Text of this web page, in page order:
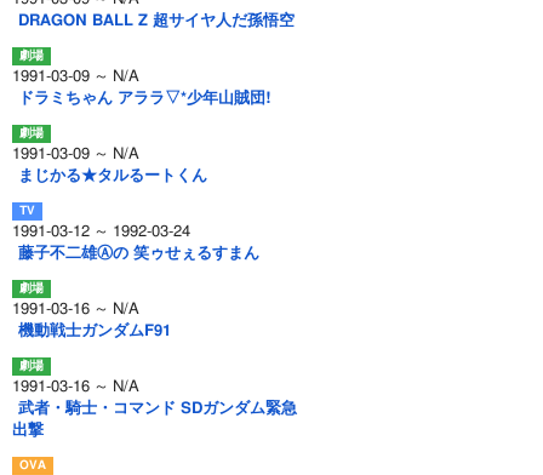
DRAGON BALL Z 超サイヤ人だ孫悟空
1991-03-09 ～ N/A
ドラミちゃん アララ▽*少年山賊団!
1991-03-09 ～ N/A
まじかる★タルるートくん
1991-03-12 ～ 1992-03-24
藤子不二雄Ⓐの 笑ゥせぇるすまん
1991-03-16 ～ N/A
機動戦士ガンダムF91
1991-03-16 ～ N/A
武者・騎士・コマンド SDガンダム緊急
出撃